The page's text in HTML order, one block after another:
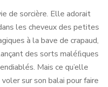
de sorcière. Elle adorait
les cheveux des petites
à la bave de crapaud,
des sorts maléﬁques
Mais ce qu’elle
sur son balai pour faire